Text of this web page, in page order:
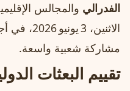
الفدرالي والمجالس
الاثنين،
مشاركة شعبية واسعة.
تقييم البعثات